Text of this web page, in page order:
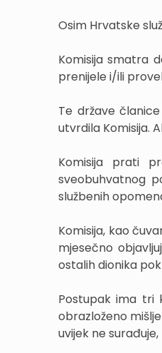
Osim Hrvatske
Komisija smatra
prenijele i/ili
Te države
utvrdila Komisija.
Komisija prati
sveobuhvatnog
službenih
Komisija, kao
mjesečno
ostalih dionika
Postupak ima tri
obrazloženo
uvijek ne